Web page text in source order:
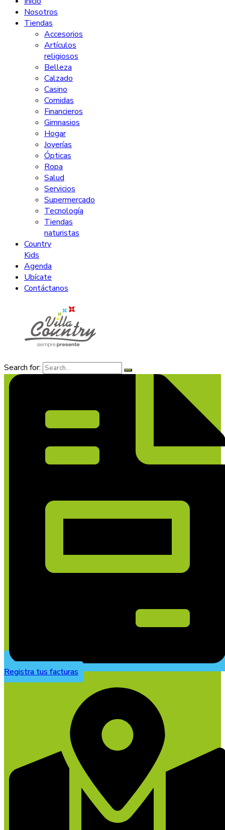
Nosotros
Tiendas
Accesorios
Artículos
religiosos
Belleza
Calzado
Casino
Comidas
Financieros
Gimnasios
Hogar
Joyerías
Ópticas
Ropa
Salud
Servicios
Supermercado
Tecnología
Tiendas
naturistas
Country
Kids
Agenda
Ubícate
Contáctanos
Search for:
Registra tus facturas